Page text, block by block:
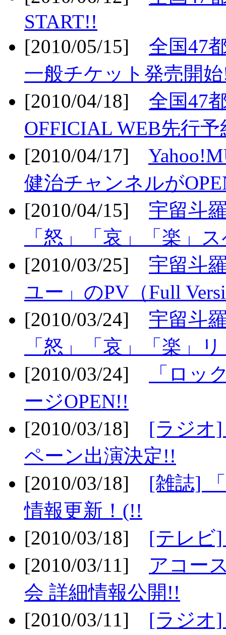
START!!
[2010/05/15] 全国47
一般チケット発売開
[2010/04/18] 全国47
OFFICIAL WEB先行
[2010/04/17]
健治チャンネルが
[2010/04/15] 宇留斗
「怒」「哀」「楽」
[2010/03/25] 宇留斗
ユー」のPV（Full
[2010/03/24] 宇留斗
「怒」「哀」「楽」
[2010/03/24]
「ロッ
ージOPEN!!
[2010/03/18] [ラジオ
ペーン出演決定!!
[2010/03/18] [雑誌]
情報更新！(!!
[2010/03/18] [テレビ
[2010/03/11] アコー
会 詳細情報公開!!
[2010/03/11] [ラジオ